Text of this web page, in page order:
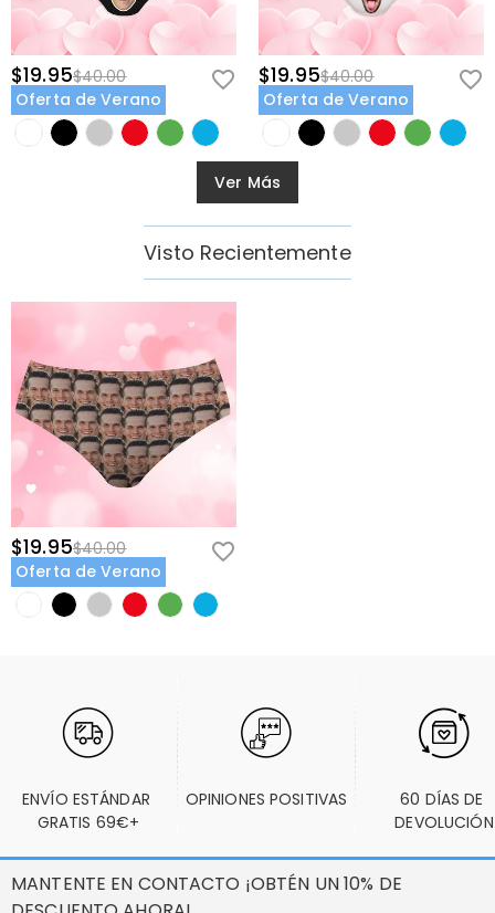
$19.95$40.00
Oferta de Verano
$19.95$40.00
Oferta de Verano
Ver Más
Visto Recientemente
$19.95$40.00
Oferta de Verano
ENVÍO ESTÁNDAR
GRATIS 69€+
OPINIONES POSITIVAS
60 DÍAS DE
DEVOLUCIÓN
MANTENTE EN CONTACTO ¡OBTÉN UN 10% DE